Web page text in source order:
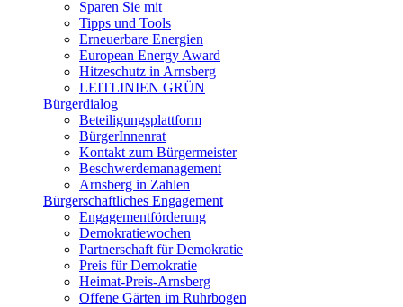
Sparen Sie mit
Tipps und Tools
Erneuerbare Energien
European Energy Award
Hitzeschutz in Arnsberg
LEITLINIEN GRÜN
Bürgerdialog
Beteiligungsplattform
BürgerInnenrat
Kontakt zum Bürgermeister
Beschwerdemanagement
Arnsberg in Zahlen
Bürgerschaftliches Engagement
Engagementförderung
Demokratiewochen
Partnerschaft für Demokratie
Preis für Demokratie
Heimat-Preis-Arnsberg
Offene Gärten im Ruhrbogen